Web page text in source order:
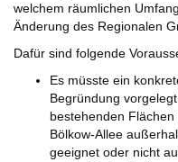
welchem räumlichen
Änderung des Regionalen
Dafür sind folgende
Es müsste ein
Begründung
bestehenden
Bölkow-Allee
geeignet oder nicht